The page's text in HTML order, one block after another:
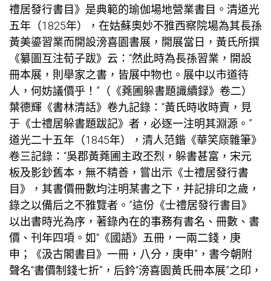
禮居發行書目》是典範的瑜伽場地營業書目。清道光
五年（1825年），在姑蘇奧妙不雅西察院場為其長孫
黃美鎏習業而開設滂喜園書展，開展當日，黃氏所撰
《纂圖互注荀子跋》云：“然此時為長孫習業，開設
冊本展，則舉家之書，皆展中物也。展中以市道待
人，何妨議價乎！”（《蕘圃躲書題識續録》卷二）
葉德輝《書林清話》卷九記錄：“黃氏時收時賣，見
于《士禮居躲書題跋記》者，必逐一注明其淵源。”
道光二十五年（1845年），清人范鍇《華笑庼雜筆》
卷三記錄：“吳郡黃蕘圃主政丕烈，躲書甚富，宋元
板及影鈔舊本，無不精善，嘗出示《士禮居發行書
目》，其書價冊數均注明某書之下，并記排印之歲，
錄之以備后之不雅覽者。”這份《士禮居發行書目》
以出書時光為序，著錄內在的事務有書名、冊數、書
價、刊年四項。如“《國語》五冊，一兩二錢，庚
申；《汲古閣書目》一冊，八分，庚申”，書今朝附
聲名“書價制錢七折”，后鈐“滂喜園黃氏冊本展”之印，